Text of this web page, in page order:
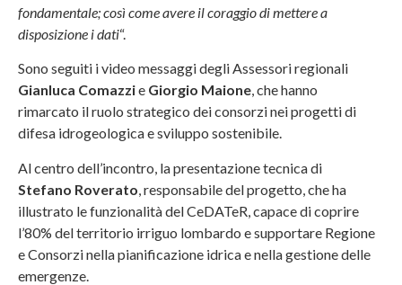
fondamentale; così come avere il coraggio di mettere a
disposizione i dati“.
Sono seguiti i video messaggi degli Assessori regionali
Gianluca Comazzie Giorgio Maione, che hanno
rimarcato il ruolo strategico dei consorzi nei progetti di
difesa idrogeologica e sviluppo sostenibile.
Al centro dell’incontro, la presentazione tecnica di
Stefano Roverato , responsabile del progetto, che ha
illustrato le funzionalità del CeDATeR, capace di coprire
l’80% del territorio irriguo lombardo e supportare Regione
e Consorzi nella pianificazione idrica e nella gestione delle
emergenze.